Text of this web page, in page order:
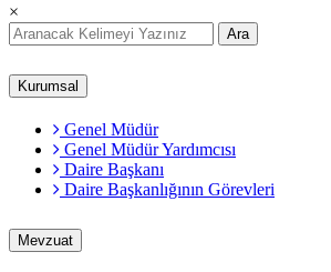
×
Ara
Kurumsal
Genel Müdür
Genel Müdür Yardımcısı
Daire Başkanı
Daire Başkanlığının Görevleri
Mevzuat